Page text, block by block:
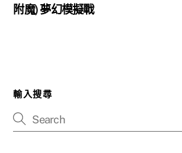
附魔) 夢幻模擬戰
輸入搜尋